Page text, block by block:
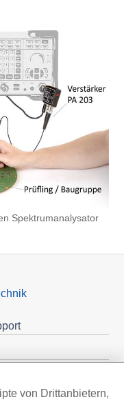
Spektrumanalysator
von Drittanbietern,